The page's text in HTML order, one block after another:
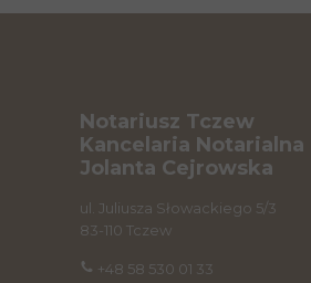
Notariusz Tczew
Kancelaria Notarialna
Jolanta Cejrowska
ul. Juliusza Słowackiego 5/3
83-110 Tczew
+48 58 530 01 33